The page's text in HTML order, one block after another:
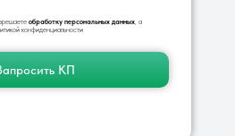
обработку персональных данных , а
конфиденциальности
КП